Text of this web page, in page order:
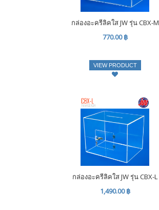
กล่องอะครีลิคใส JW รุ่น CBX-M
770.00 ฿
VIEW PRODUCT
กล่องอะครีลิคใส JW รุ่น CBX-L
1,490.00 ฿